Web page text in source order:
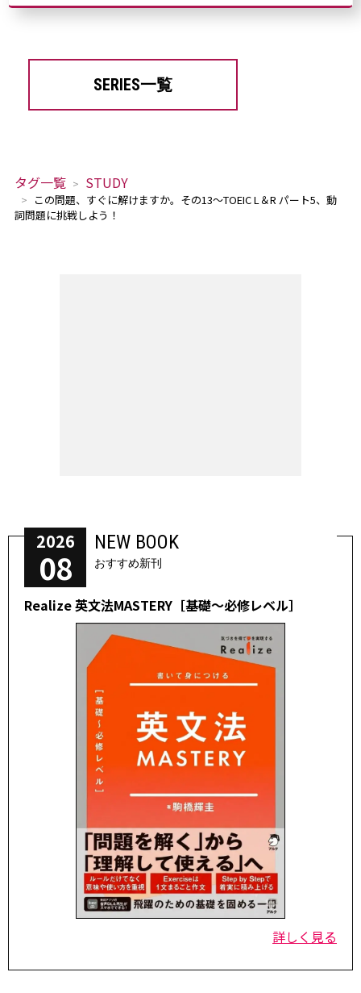
SERIES一覧
タグ一覧 STUDY
この問題、すぐに解けますか。その13～TOEIC L＆R パート5、動
詞問題に挑戦しよう！
2026
08
NEW BOOK
おすすめ新刊
Realize 英文法MASTERY［基礎～必修レベル］
詳しく見る